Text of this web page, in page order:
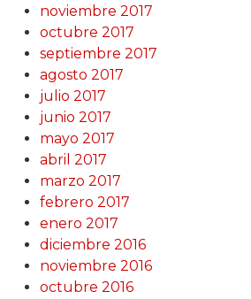
noviembre 2017
octubre 2017
septiembre 2017
agosto 2017
julio 2017
junio 2017
mayo 2017
abril 2017
marzo 2017
febrero 2017
enero 2017
diciembre 2016
noviembre 2016
octubre 2016